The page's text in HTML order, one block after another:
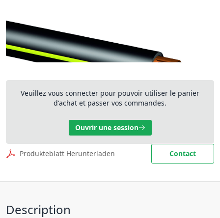
Veuillez vous connecter pour pouvoir utiliser le panier
d'achat et passer vos commandes.
Ouvrir une session
Produkteblatt Herunterladen Contact
Description